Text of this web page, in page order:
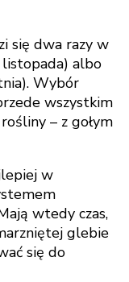
się dwa razy w
listopada) albo
Wybór
wszystkim
– z gołym
w
wtedy czas,
glebie
się do